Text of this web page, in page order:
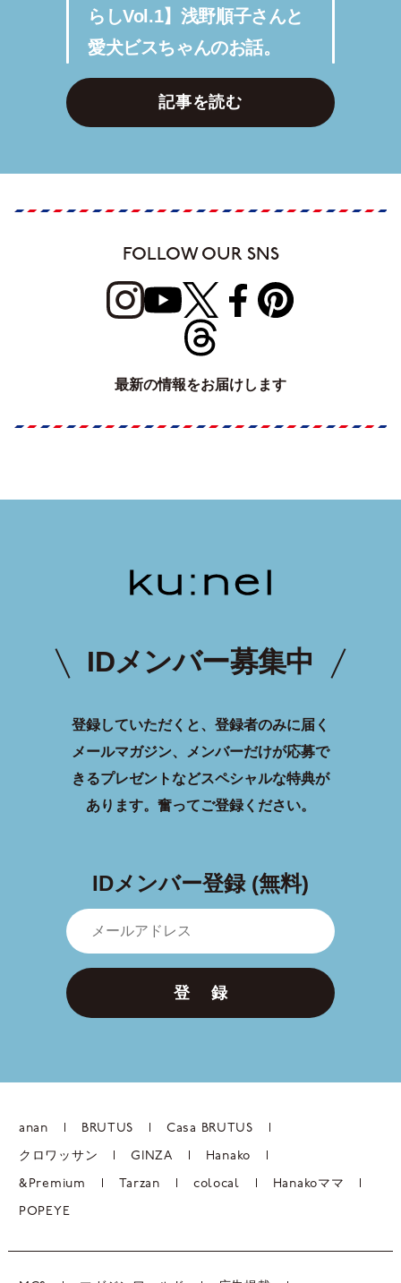
らしVol.1】浅野順子さんと
愛犬ビスちゃんのお話。
記事を読む
FOLLOW OUR SNS
最新の情報をお届けします
IDメンバー募集中
登録していただくと、登録者のみに届く
メールマガジン、メンバーだけが応募で
きるプレゼントなどスペシャルな特典が
あります。 奮ってご登録ください。
IDメンバー登録 (無料)
登 録
anan BRUTUS Casa BRUTUS
クロワッサン GINZA Hanako
&Premium Tarzan colocal Hanakoママ
POPEYE